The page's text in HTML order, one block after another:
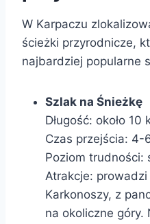
W Karpaczu
ścieżki przyrodnicze,
najbardziej popularne
Szlak na Śnieżkę
Długość: około 10
Czas przejścia: 4-
Poziom trudności:
Atrakcje:
Karkonoszy, z
na okoliczne góry.